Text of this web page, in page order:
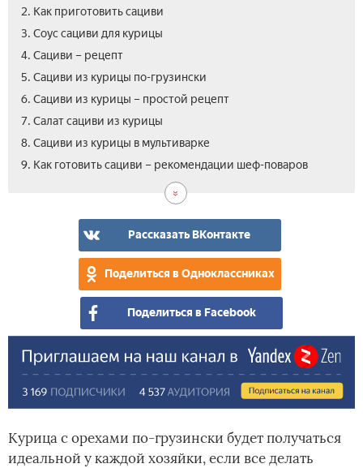
2. Как приготовить сациви
3. Соус сациви для курицы
4. Сациви – рецепт
5. Сациви из курицы по-грузински
6. Сациви из курицы – простой рецепт
7. Салат сациви из курицы
8. Сациви из курицы в мультиварке
9. Как готовить сациви – рекомендации шеф-поваров
Рассказать ВКонтакте
Поделиться в Одноклассниках
Поделиться в Facebook
Курица с орехами по-грузински будет получаться
идеальной у каждой хозяйки, если все делать